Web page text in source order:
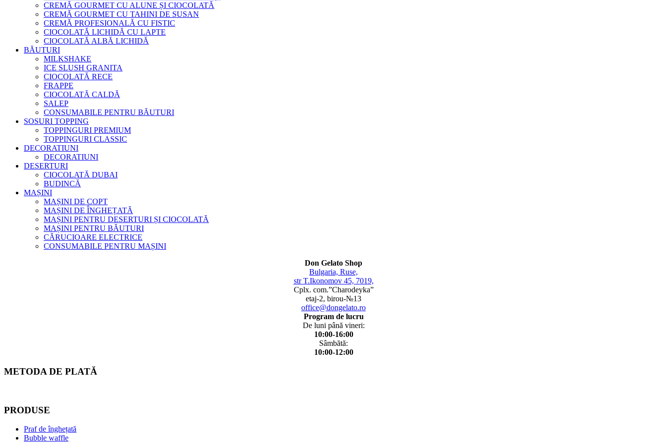
CREMĂ GOURMET CU ALUNE ȘI CIOCOLATĂ
CREMĂ GOURMET CU TAHINI DE SUSAN
CREMĂ PROFESIONALĂ CU FISTIC
CIOCOLATĂ LICHIDĂ CU LAPTE
CIOCOLATĂ ALBĂ LICHIDĂ
BĂUTURI
MILKSHAKE
ICE SLUSH GRANITA
CIOCOLATĂ RECE
FRAPPE
CIOCOLATĂ CALDĂ
SALEP
CONSUMABILE PENTRU BĂUTURI
SOSURI TOPPING
TOPPINGURI PREMIUM
TOPPINGURI CLASSIC
DECORATIUNI
DECORATIUNI
DESERTURI
CIOCOLATĂ DUBAI
BUDINCĂ
MAȘINI
MAȘINI DE COPT
MAȘINI DE ÎNGHEȚATĂ
MAȘINI PENTRU DESERTURI ȘI CIOCOLATĂ
MAȘINI PENTRU BĂUTURI
CĂRUCIOARE ELECTRICE
CONSUMABILE PENTRU MAȘINI
Don Gelato Shop
Bulgaria, Ruse,
str T.Ikonomov 45, 7019,
Cplx. com.”Charodeyka”
etaj-2, birou-№13
office@dongelato.ro
Program de lucru
De luni până vineri:
10:00-16:00
Sâmbătă:
10:00-12:00
METODA DE PLATĂ
PRODUSE
Praf de înghețată
Bubble waffle